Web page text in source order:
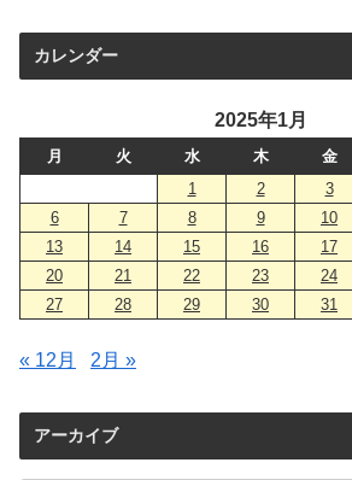
カレンダー
2025年1月
月 火 水 木 金
1
2 3
6
7 8 9 10
13
14 15 16 17
20
21 22 23 24
27
28 29 30 31
« 12月 2月 »
アーカイブ